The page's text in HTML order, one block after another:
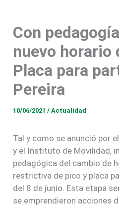
Con
nuevo horario
Placa para
Pereira
10/06/2021/Actualidad
Tal y como se anunció por
y el Instituto de Movilidad,
pedagógica del cambio de
restrictiva de pico y placa
del 8 de junio. Esta etapa
se emprendieron acciones